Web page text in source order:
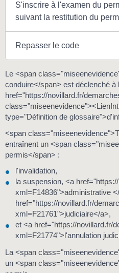
S'inscrire à l'examen du
suivant la restitution du
Repasser le code
Le <span
conduire</span> est déclenché à
href="https://novillard.fr/
type="Définition de
<span
entraînent un <span
permis</span> :
l'invalidation,
la suspension, <a
xml=F14836">administrative
href="https://novillard.fr/
xml=F21761">judiciaire</a>,
et <a href="https://novillard.fr/
xml=F21774">l'annulation
La <span
un <span